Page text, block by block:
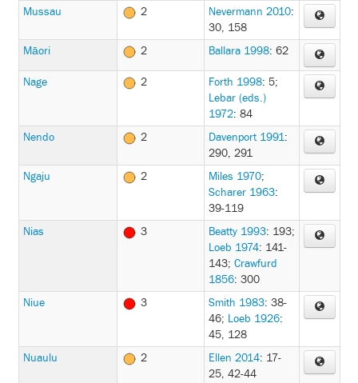
Mussau
2 Nevermann 2010:
30, 158
Māori
2 Ballara 1998: 62
Nage 2 Forth 1998: 5;
Lebar (eds.)
1972: 84
Nendo
2 Davenport 1991:
290, 291
Ngaju
2 Miles 1970;
Scharer 1963:
39-119
Nias
3 Beatty 1993: 193;
Loeb 1974: 141-
143; Crawfurd
1856: 300
Niue
3 Smith 1983: 38-
46; Loeb 1926:
45, 128
Nuaulu
2 Ellen 2014: 17-
25, 42-44